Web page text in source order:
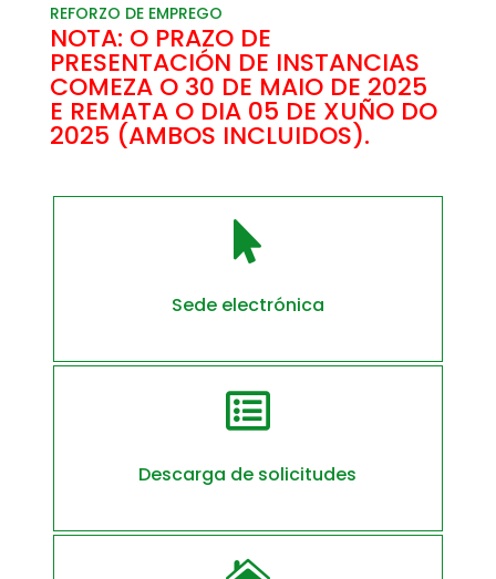
REFORZO DE EMPREGO
NOTA: O PRAZO DE
PRESENTACIÓN DE INSTANCIAS
COMEZA O 30 DE MAIO DE 2025
E REMATA O DIA 05 DE XUÑO DO
2025 (AMBOS INCLUIDOS).

Sede electrónica

Descarga de solicitudes